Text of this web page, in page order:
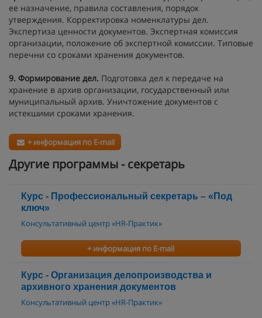
ее назначение, правила составления, порядок
утверждения. Корректировка номенклатуры дел.
Экспертиза ценности документов. Экспертная комиссия
организации, положение об экспертной комиссии. Типовые
перечни со сроками хранения документов.
9. Формирование дел. Подготовка дел к передаче на
хранение в архив организации, государственный или
муниципальный архив. Уничтожение документов с
истекшими сроками хранения.
+ информация по E-mail
Другие программы - секретарь
Курс - Профессиональный секретарь – «Под
ключ»
Консультативный центр «HR-Практик»
+ информация по E-mail
Курс - Организация делопроизводства и
архивного хранения документов
Консультативный центр «HR-Практик»